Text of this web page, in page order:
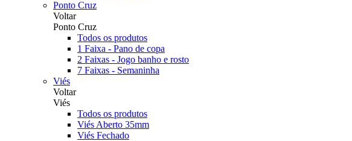
Ponto Cruz
Voltar
Ponto Cruz
Todos os produtos
1 Faixa - Pano de copa
2 Faixas - Jogo banho e rosto
7 Faixas - Semaninha
Viés
Voltar
Viés
Todos os produtos
Viés Aberto 35mm
Viés Fechado